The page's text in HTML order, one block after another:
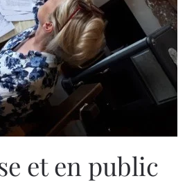
et en public